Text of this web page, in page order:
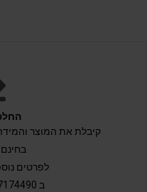
קיבלת את המוצר
לפרטים
ב 0547174490 WhatsApp